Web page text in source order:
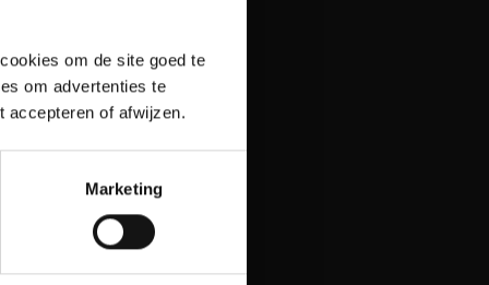
om de site goed te
om advertenties te
accepteren of afwijzen.
Marketing